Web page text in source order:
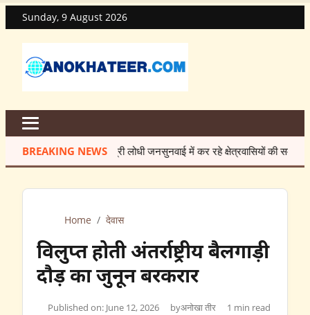
Sunday, 9 August 2026
BREAKING NEWSमंत्री लोधी जनसुनवाई में कर रहे क्षेत्रवासियों की समस्याओं का
Home / देवास
विलुप्त होती अंतर्राष्ट्रीय बैलगाड़ी
दौड़ का जुनून बरकरार
Published on: June 12, 2026 byअनोखा तीर 1 min read